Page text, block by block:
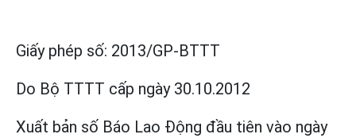
Giấy phép số: 2013/GP-BTTT
Do Bộ TTTT cấp ngày 30.10.2012
Xuất bản số Báo Lao Động đầu tiên vào ngày